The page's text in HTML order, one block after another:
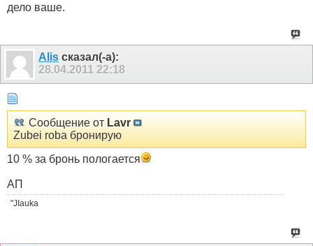
дело ваше.
Alis сказал(-а):
28.04.2011 22:18
Сообщение от Lavr
Zubei roba бронирую
10 % за бронь пологается
АП
"JIauka